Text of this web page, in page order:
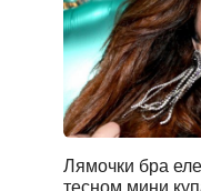
Лямочки бра
тесном мини